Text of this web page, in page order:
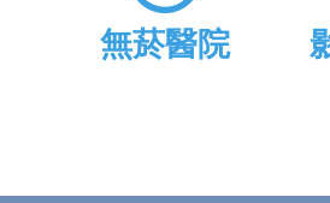
無菸醫院